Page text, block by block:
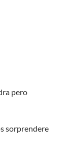
pero
sorprendere